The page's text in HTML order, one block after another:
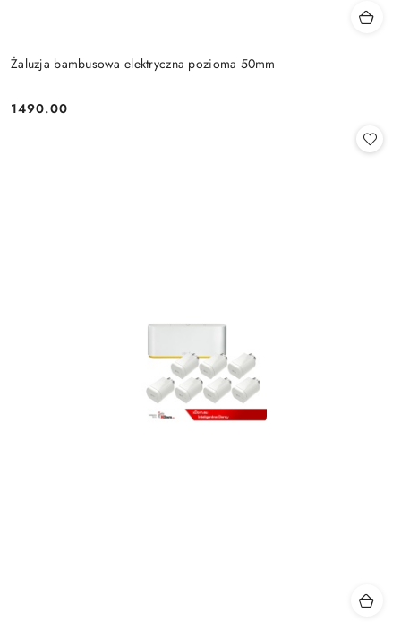
Żaluzja bambusowa elektryczna pozioma 50mm
Cena:
1490.00